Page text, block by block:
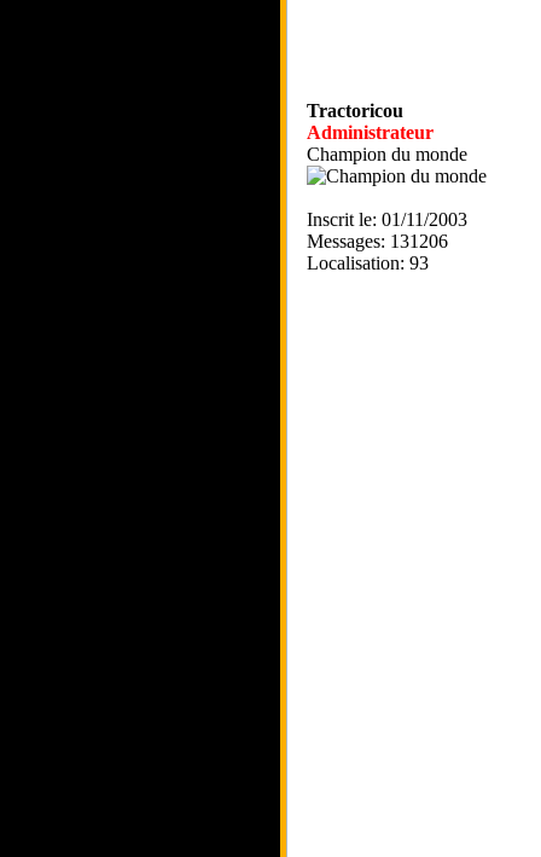
Tractoricou
Administrateur
Champion du monde
Inscrit le: 01/11/2003
Messages: 131206
Localisation: 93